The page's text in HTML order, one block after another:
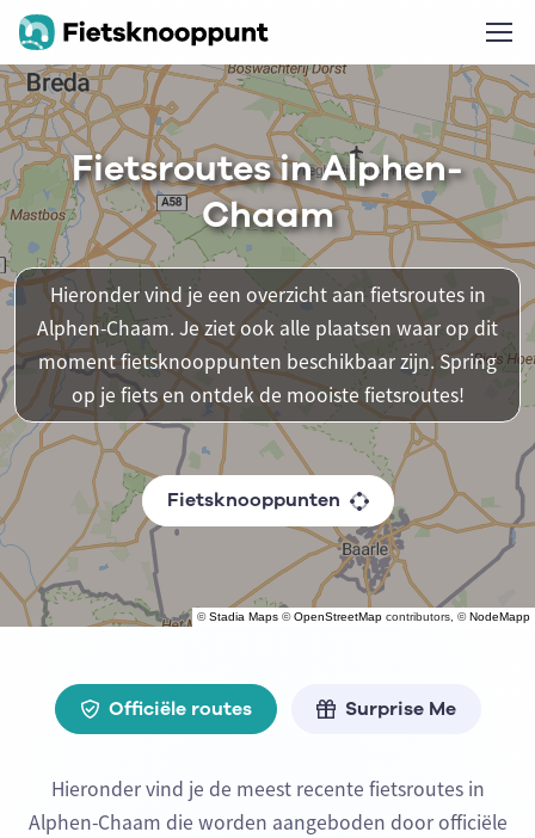
©Stadia Maps ©OpenStreetMap contributors, ©NodeMapp
Fietsroutes in Alphen-
Chaam
Hieronder vind je een overzicht aan fietsroutes in
Alphen-Chaam. Je ziet ook alle plaatsen waar op dit
moment fietsknooppunten beschikbaar zijn. Spring
op je fiets en ontdek de mooiste fietsroutes!
Fietsknooppunten
Officiële routes Surprise Me
Hieronder vind je de meest recente fietsroutes in
Alphen-Chaam die worden aangeboden door officiële